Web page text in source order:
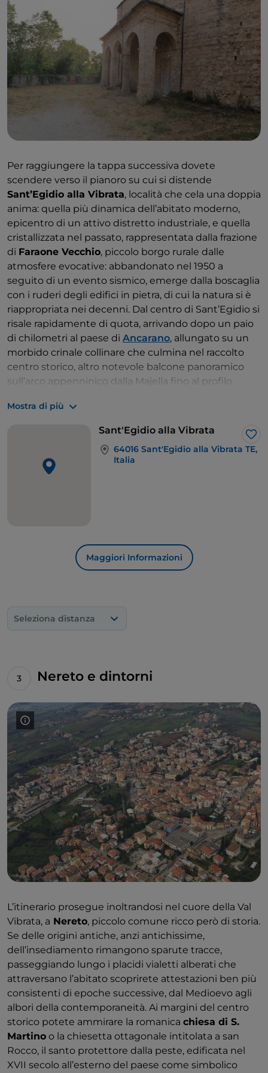
Per raggiungere la tappa successiva dovete
scendere verso il pianoro su cui si distende
Sant’Egidio alla Vibrata, località che cela una doppia
anima: quella più dinamica dell’abitato moderno,
epicentro di un attivo distretto industriale, e quella
cristallizzata nel passato, rappresentata dalla frazione
di Faraone Vecchio, piccolo borgo rurale dalle
atmosfere evocative: abbandonato nel 1950 a
seguito di un evento sismico, emerge dalla boscaglia
con i ruderi degli edifici in pietra, di cui la natura si è
riappropriata nei decenni. Dal centro di Sant’Egidio si
risale rapidamente di quota, arrivando dopo un paio
di chilometri al paese di Ancarano, allungato su un
morbido crinale collinare che culmina nel raccolto
centro storico, altro notevole balcone panoramico
sull’arco appenninico dalla Majella fino al profilo
cime deimonti Sibillini
Mostra di più
Sant'Egidio alla Vibrata
64016 Sant'Egidio alla Vibrata TE,
Italia
Maggiori Informazioni
Seleziona distanza
Nereto e dintorni
L’itinerario prosegue inoltrandosi nel cuore della Val
Vibrata, a Nereto, piccolo comune ricco però di storia.
Se delle origini antiche, anzi antichissime,
dell’insediamento rimangono sparute tracce,
passeggiando lungo i placidi vialetti alberati che
attraversano l’abitato scoprirete attestazioni ben più
consistenti di epoche successive, dal Medioevo agli
albori della contemporaneità. Ai margini del centro
storico potete ammirare la romanica chiesa di S.
Martino o la chiesetta ottagonale intitolata a san
Rocco, il santo protettore dalla peste, edificata nel
XVII secolo all’esterno del paese come simbolico